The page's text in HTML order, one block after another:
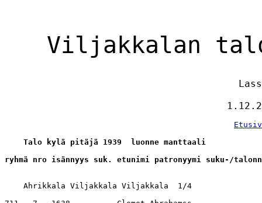
    Talo kylä pitäjä 1939  luonne manttaali